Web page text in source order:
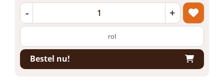
- +
rol
Bestel nu!